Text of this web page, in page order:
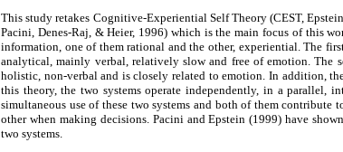
This study retakes Cognitive-Experiential Self Theory (CEST,
Pacini, Denes-Raj, & Heier, 1996) which is the main focus of this
information, one of them rational and the other, experiential. The
analytical, mainly verbal, relatively slow and free of emotion. The
holistic, non-verbal and is closely related to emotion. In addition,
this theory, the two systems operate independently, in a parallel,
simultaneous use of these two systems and both of them
other when making decisions. Pacini and Epstein (1999) have
two systems.